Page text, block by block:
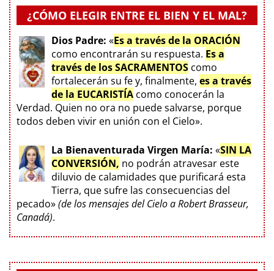
¿CÓMO ELEGIR ENTRE EL BIEN Y EL MAL?
Dios Padre: «Es a través de la ORACIÓN
como encontrarán su respuesta. Es a
través de los SACRAMENTOS como
fortalecerán su fe y, finalmente, es a través
de la EUCARISTÍA como conocerán la
Verdad. Quien no ora no puede salvarse, porque
todos deben vivir en unión con el Cielo».
La Bienaventurada Virgen María: «SIN LA
CONVERSIÓN, no podrán atravesar este
diluvio de calamidades que purificará esta
Tierra, que sufre las consecuencias del
pecado»(de los mensajes del Cielo a Robert Brasseur,
Canadá).